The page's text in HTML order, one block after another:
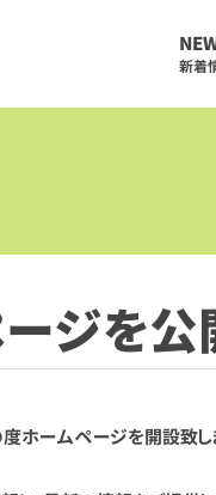
新着
ジを公
ホームページを開設致し